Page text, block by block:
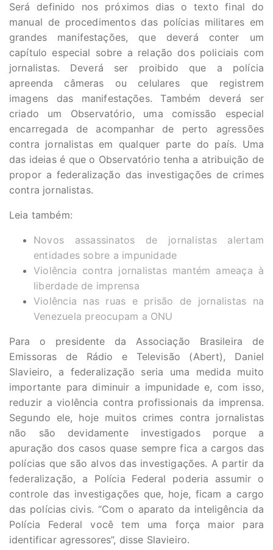
Será definido nos próximos dias o texto final do
manual de procedimentos das polícias militares em
grandes manifestações, que deverá conter um
capítulo especial sobre a relação dos policiais com
jornalistas. Deverá ser proibido que a polícia
apreenda câmeras ou celulares que registrem
imagens das manifestações. Também deverá ser
criado um Observatório, uma comissão especial
encarregada de acompanhar de perto agressões
contra jornalistas em qualquer parte do país. Uma
das ideias é que o Observatório tenha a atribuição de
propor a federalização das investigações de crimes
contra jornalistas.
Leia também:
Novos assassinatos de jornalistas alertam
entidades sobre a impunidade
Violência contra jornalistas mantém ameaça à
liberdade de imprensa
Violência nas ruas e prisão de jornalistas na
Venezuela preocupam a ONU
Para o presidente da Associação Brasileira de
Emissoras de Rádio e Televisão (Abert), Daniel
Slavieiro, a federalização seria uma medida muito
importante para diminuir a impunidade e, com isso,
reduzir a violência contra profissionais da imprensa.
Segundo ele, hoje muitos crimes contra jornalistas
não são devidamente investigados porque a
apuração dos casos quase sempre fica a cargos das
polícias que são alvos das investigações. A partir da
federalização, a Polícia Federal poderia assumir o
controle das investigações que, hoje, ficam a cargo
das polícias civis. “Com o aparato da inteligência da
Polícia Federal você tem uma força maior para
identificar agressores”, disse Slavieiro.